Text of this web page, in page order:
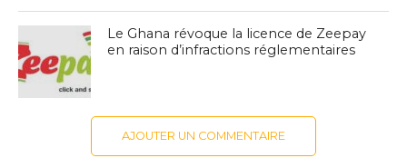
Le Ghana révoque la licence de Zeepay
en raison d’infractions réglementaires
AJOUTER UN COMMENTAIRE